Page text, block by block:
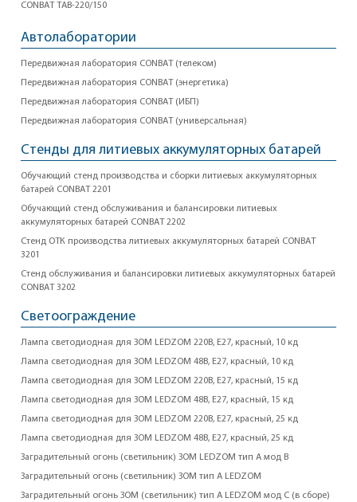
CONBAT TAB-220/150
Автолаборатории
Передвижная лаборатория CONBAT (телеком)
Передвижная лаборатория CONBAT (энергетика)
Передвижная лаборатория CONBAT (ИБП)
Передвижная лаборатория CONBAT (универсальная)
Стенды для литиевых аккумуляторных батарей
Обучающий стенд производства и сборки литиевых аккумуляторных
батарей CONBAT 2201
Обучающий стенд обслуживания и балансировки литиевых
аккумуляторных батарей CONBAT 2202
Стенд ОТК производства литиевых аккумуляторных батарей CONBAT
3201
Стенд обслуживания и балансировки литиевых аккумуляторных батарей
CONBAT 3202
Светоограждение
Лампа светодиодная для ЗОМ LEDZOM 220В, E27, красный, 10 кд
Лампа светодиодная для ЗОМ LEDZOM 48В, E27, красный, 10 кд
Лампа светодиодная для ЗОМ LEDZOM 220В, E27, красный, 15 кд
Лампа светодиодная для ЗОМ LEDZOM 48В, E27, красный, 15 кд
Лампа светодиодная для ЗОМ LEDZOM 220В, E27, красный, 25 кд
Лампа светодиодная для ЗОМ LEDZOM 48В, E27, красный, 25 кд
Заградительный огонь (светильник) ЗОМ LEDZOM тип А мод В
Заградительный огонь (светильник) ЗОМ тип А LEDZOM
Заградительный огонь ЗОМ (светильник) тип А LEDZOM мод С (в сборе)